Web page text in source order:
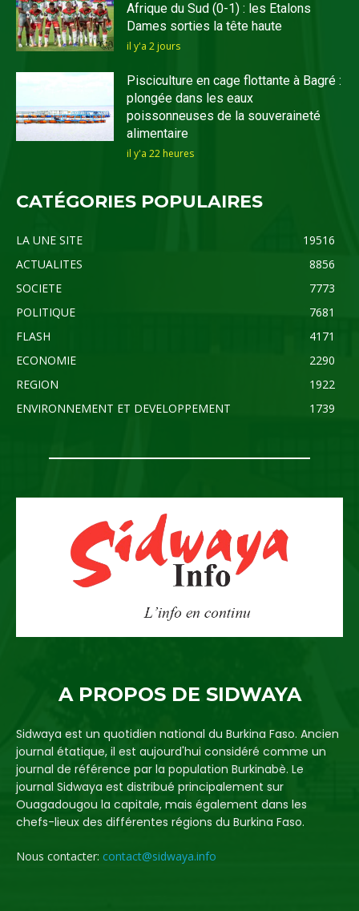
Afrique du Sud (0-1) : les Etalons
Dames sorties la tête haute
il y'a 2 jours
Pisciculture en cage flottante à Bagré :
plongée dans les eaux
poissonneuses de la souveraineté
alimentaire
il y'a 22 heures
CATÉGORIES POPULAIRES
LA UNE SITE
19516
ACTUALITES
8856
SOCIETE
7773
POLITIQUE
7681
FLASH
4171
ECONOMIE
2290
REGION
1922
ENVIRONNEMENT ET DEVELOPPEMENT
1739
A PROPOS DE SIDWAYA
Sidwaya est un quotidien national du Burkina Faso. Ancien
journal étatique, il est aujourd'hui considéré comme un
journal de référence par la population Burkinabè. Le
journal Sidwaya est distribué principalement sur
Ouagadougou la capitale, mais également dans les
chefs-lieux des différentes régions du Burkina Faso.
Nous contacter: contact@sidwaya.info